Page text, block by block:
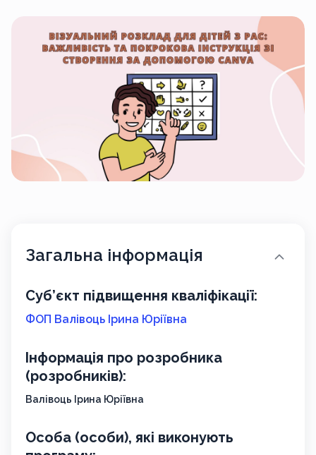
Загальна інформація
Суб’єкт підвищення кваліфікації:
ФОП Валівоць Ірина Юріївна
Інформація про розробника
(розробників):
Валівоць Ірина Юріївна
Особа (особи), які виконують